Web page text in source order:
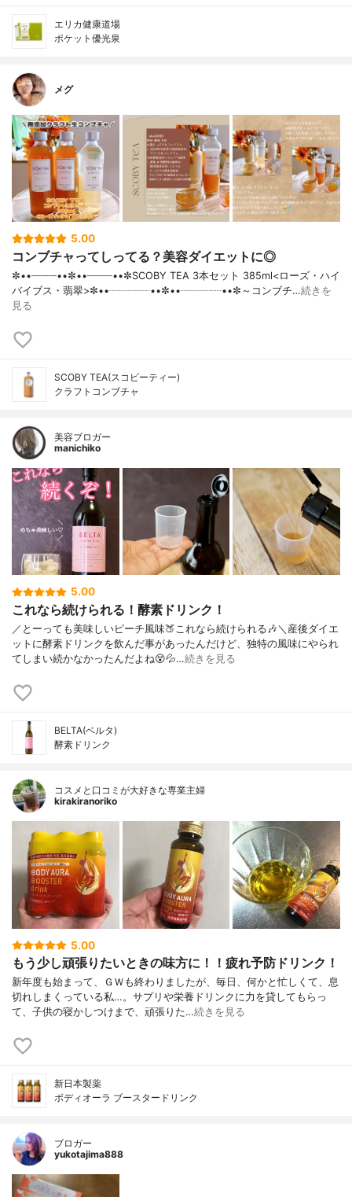
エリカ健康道場
ポケット優光泉
メグ
5.00
コンブチャってしってる？美容ダイエットに◎
✼••┈┈┈┈••✼••┈┈┈┈••✼SCOBY TEA 3本セット 385ml<ローズ・ハイ
バイブス・翡翠>✼••┈┈┈┈••✼••┈┈┈┈••✼～コンブチ…続きを
見る
SCOBY TEA(スコビーティー)
クラフトコンブチャ
美容ブロガー
manichiko
5.00
これなら続けられる！酵素ドリンク！
／とーっても美味しいピーチ風味🍑これなら続けられる🎶＼産後ダイエ
ットに酵素ドリンクを飲んだ事があったんだけど、独特の風味にやられ
てしまい続かなかったんだよね😵💦…続きを見る
BELTA(ベルタ)
酵素ドリンク
コスメと口コミが大好きな専業主婦
kirakiranoriko
5.00
もう少し頑張りたいときの味方に！！疲れ予防ドリンク！
新年度も始まって、ＧＷも終わりましたが、毎日、何かと忙しくて、息
切れしまくっている私…。サプリや栄養ドリンクに力を貸してもらっ
て、子供の寝かしつけまで、頑張りた…続きを見る
新日本製薬
ボディオーラ ブースタードリンク
ブロガー
yukotajima888